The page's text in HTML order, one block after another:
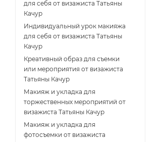
для себя от визажиста Татьяны
Качур
Индивидуальный урок макияжа
для себя от визажиста Татьяны
Качур
Креативный образ для съемки
или мероприятия от визажиста
Татьяны Качур
Макияж и укладка для
торжественных мероприятий от
визажиста Татьяны Качур
Макияж и укладка для
фотосъемки от визажиста